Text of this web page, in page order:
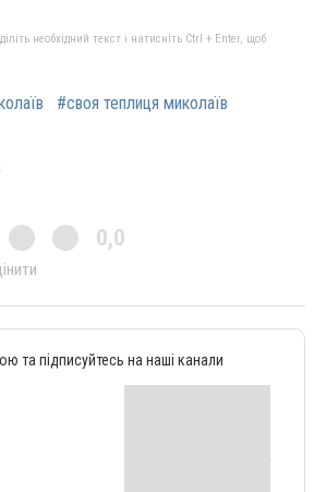
необхідний текст і натисніть Ctrl + Enter, щоб
#своя теплиця миколаїв
0,0
та підписуйтесь на наші канали